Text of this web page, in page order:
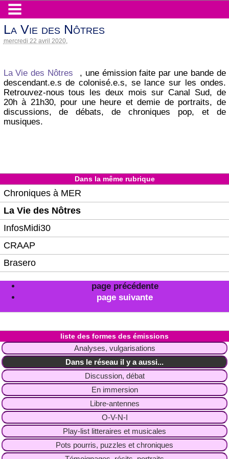
La Vie des Nôtres
mercredi 22 avril 2020
La Vie des Nôtres
, une émission faite par une bande de
descendant.e.s de colonisé.e.s, se lance sur les ondes.
Retrouvez-nous tous les deux mois sur Canal Sud, de
20h à 21h30, pour une heure et demie de portraits, de
discussions, de débats, de chroniques pop, et de
musiques.
Dans la même rubrique
Chroniques à MER
La Vie des Nôtres
InfosMidi30
CRAAP
Brasero
page précédente
page suivante
liste des formes des émissions
Analyses, vulgarisations
Dans le réseau il y a aussi...
Discussion, débat
En immersion
Libre-antennes
O-V-N-I
Play-list litteraires et musicales
Pots pourris, puzzles et chroniques